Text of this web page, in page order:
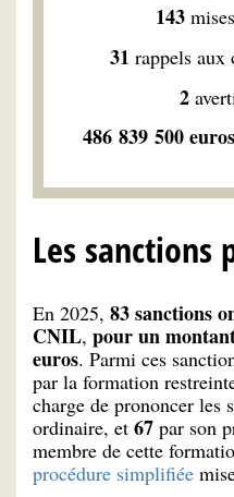
143
31 rappels aux
2
486 839 500 euros
Les sanctions
En 2025, 83 sanctions
CNIL, pour un
euros. Parmi ces
par la formation
charge de prononcer les
ordinaire, et 67 par son
membre de cette
procédure simplifiée